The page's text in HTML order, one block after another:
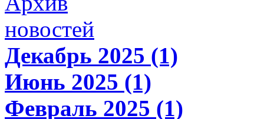
новостей
Декабрь 2025 (1)
Июнь 2025 (1)
Февраль 2025 (1)